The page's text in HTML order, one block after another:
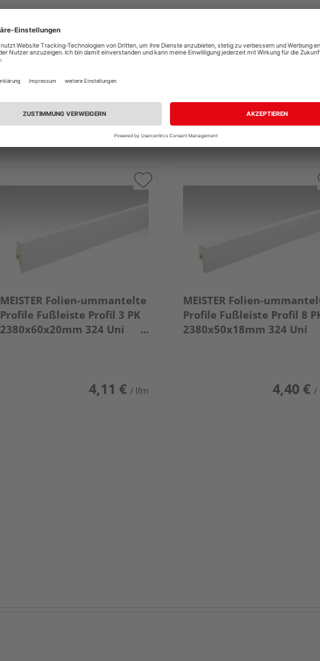
MEISTER Folien-ummantelte
Profile Fußleiste Profil 3 PK
2380x60x20mm 324 Uni
4,11 € / lfm
MEISTER Folien-
Profile Fußleiste Profil 8
2380x50x18mm 324 Uni
4,40 € /